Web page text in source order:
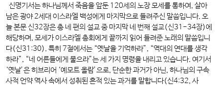
신명기서는 하나님께서 죽음을 앞둔 120세의 노장 모세를 통하여, 살아
남은 광야 2세대 이스라엘 백성에게 마지막으로 들려주신 말씀입니다. 오
늘 본문 신32장은 총 네 편의 설교 중 마지막 네 번째 설교(신31-34장)에
해당하며, 모세가 이스라엘 총회에게 끝까지 읽어 들려준 노래의 말씀입니
다(신31:30). 특히 7절에서는 “옛날을 기억하라”, “역대의 연대를 생각
하라”, “네 어른들에게 물으라”는 세 가지 명령을 내리고 있습니다. 여기서
‘옛날’은 히브리어 ‘예모트 올람’으로, 단순한 과거가 아닌, 하나님의 구속
사적 언약 역사 속에서 성취된 흔적 있는 과거를 말합니다(신4:32, 사